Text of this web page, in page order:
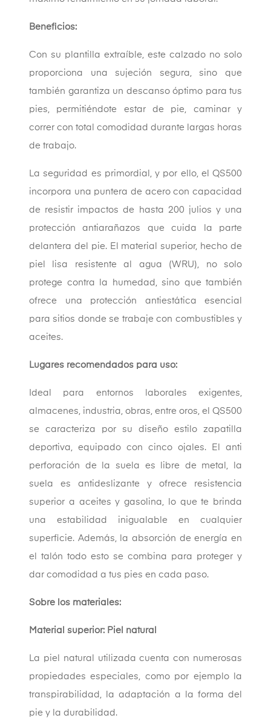
Beneficios:
Con su plantilla extraíble, este calzado no solo
proporciona una sujeción segura, sino que
también garantiza un descanso óptimo para tus
pies, permitiéndote estar de pie, caminar y
correr con total comodidad durante largas horas
de trabajo.
La seguridad es primordial, y por ello, el QS500
incorpora una puntera de acero con capacidad
de resistir impactos de hasta 200 julios y una
protección antiarañazos que cuida la parte
delantera del pie. El material superior, hecho de
piel lisa resistente al agua (WRU), no solo
protege contra la humedad, sino que también
ofrece una protección antiestática esencial
para sitios donde se trabaje con combustibles y
aceites.
Lugares recomendados para uso:
Ideal para entornos laborales exigentes,
almacenes, industria, obras, entre oros, el QS500
se caracteriza por su diseño estilo zapatilla
deportiva, equipado con cinco ojales. El anti
perforación de la suela es libre de metal, la
suela es antideslizante y ofrece resistencia
superior a aceites y gasolina, lo que te brinda
una estabilidad inigualable en cualquier
superficie. Además, la absorción de energía en
el talón todo esto se combina para proteger y
dar comodidad a tus pies en cada paso.
Sobre los materiales:
Material superior: Piel natural
La piel natural utilizada cuenta con numerosas
propiedades especiales, como por ejemplo la
transpirabilidad, la adaptación a la forma del
pie y la durabilidad.